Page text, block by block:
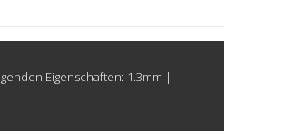
Eigenschaften: 1.3mm |